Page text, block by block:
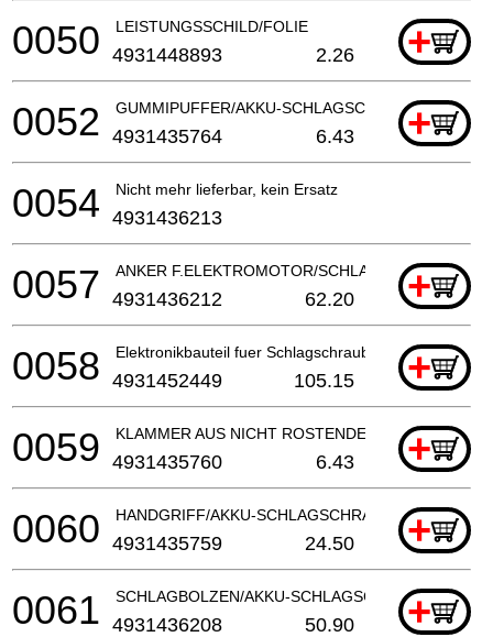
LEISTUNGSSCHILD/FOLIE +
0050 4931448893 2.26
GUMMIPUFFER/AKKU-SCHLAGSCHRAUBER
+
0052 4931435764 6.43
Nicht mehr lieferbar, kein Ersatz
0054 4931436213
ANKER F.ELEKTROMOTOR/SCHLAGSCHRAUBER
+
0057 4931436212 62.20
Elektronikbauteil fuer Schlagschrauber +
0058 4931452449 105.15
KLAMMER AUS NICHT ROSTENDEM STAHL
+
0059 4931435760 6.43
HANDGRIFF/AKKU-SCHLAGSCHRAUBER+
0060 4931435759 24.50
SCHLAGBOLZEN/AKKU-SCHLAGSCHRAUBER
+
0061 4931436208 50.90